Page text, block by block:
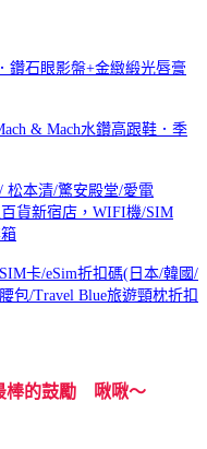
鑽石眼影盤+金緻緞光唇膏
& Mach水鑽高跟鞋．季
松本清/驚安殿堂/愛電
貨新宿店，WIFI機/SIM
卡/eSim折扣碼(日本/韓國/
包/Travel Blue旅遊頸枕折扣
棒的鼓勵 啾啾～